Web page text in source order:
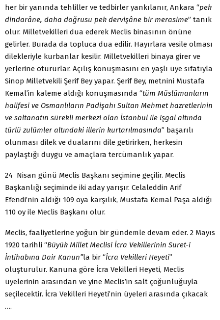
her bir yanında tehliller ve tedbirler yankılanır, Ankara “pek
dindarâne, daha doğrusu pek dervişâne bir merasime” tanık
olur. Milletvekilleri dua ederek Meclis binasının önüne
gelirler. Burada da topluca dua edilir. Hayırlara vesile olması
dilekleriyle kurbanlar kesilir. Milletvekilleri binaya girer ve
yerlerine otururlar. Açılış konuşmasını en yaşlı üye sıfatıyla
Sinop Milletvekili Şerif Bey yapar. Şerif Bey, metnini Mustafa
Kemal’in kaleme aldığı konuşmasında “tüm Müslümanların
halifesi ve Osmanlıların Padişahı Sultan Mehmet hazretlerinin
ve saltanatın sürekli merkezi olan İstanbul ile işgal altında
türlü zulümler altındaki illerin kurtarılmasında” başarılı
olunması dilek ve dualarını dile getirirken, herkesin
paylaştığı duygu ve amaçlara tercümanlık yapar.
24 Nisan günü Meclis Başkanı seçimine geçilir. Meclis
Başkanlığı seçiminde iki aday yarışır. Celaleddin Arif
Efendi’nin aldığı 109 oya karşılık, Mustafa Kemal Paşa aldığı
110 oy ile Meclis Başkanı olur.
Meclis, faaliyetlerine yoğun bir gündemle devam eder. 2 Mayıs
1920 tarihli “Büyük Millet Meclisi İcra Vekillerinin Suret-i
İntihabına Dair Kanun”la bir “İcra Vekilleri Heyeti”
oluşturulur. Kanuna göre İcra Vekilleri Heyeti, Meclis
üyelerinin arasından ve yine Meclis’in salt çoğunluğuyla
seçilecektir. İcra Vekilleri Heyeti’nin üyeleri arasında çıkacak
….